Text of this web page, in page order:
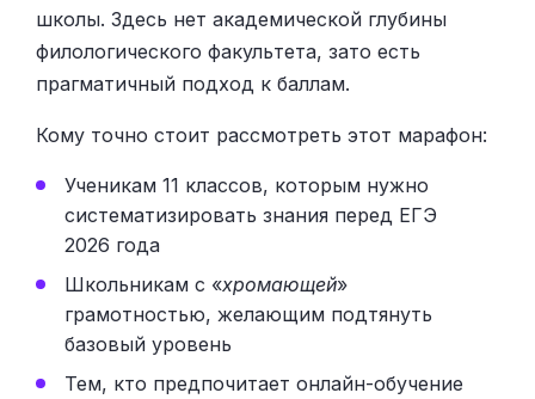
школы. Здесь нет академической глубины
филологического факультета, зато есть
прагматичный подход к баллам.
Кому точно стоит рассмотреть этот марафон:
Ученикам 11 классов, которым нужно
систематизировать знания перед ЕГЭ
2026 года
Школьникам с «хромающей»
грамотностью, желающим подтянуть
базовый уровень
Тем, кто предпочитает онлайн-обучение